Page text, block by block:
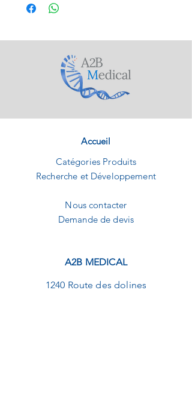
Accueil
Catégories Produits
Recherche et Développement
Nous contacter
Demande de devis
A2B MEDICAL
1240 Route des dolines